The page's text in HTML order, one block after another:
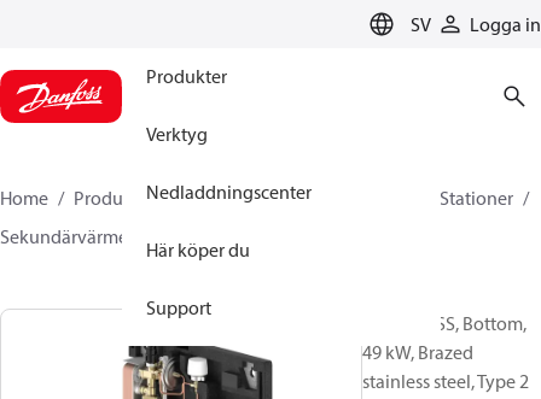
SV Logga in
Produkter
Verktyg
Nedladdningscenter
Här köper du
Support
Home Produkter Climate Solutions for heating
Stationer
Sekundärvärmeväxlare
EvoFlat FSS, Bottom,
49 kW, Brazed
stainless steel, Type 2